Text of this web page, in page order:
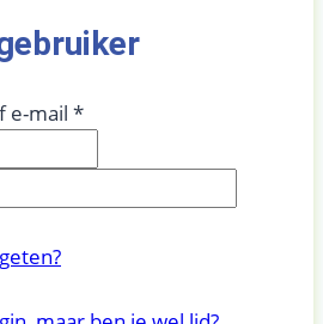
e-mail *